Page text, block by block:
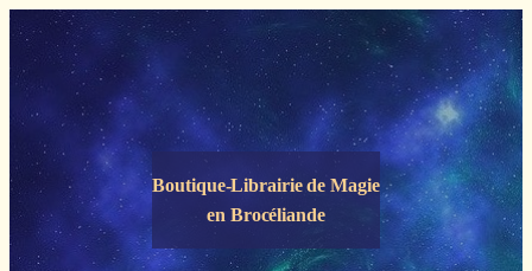
Panneau de gestion des cookies
Boutique-Librairie deMagie
en Brocéliande